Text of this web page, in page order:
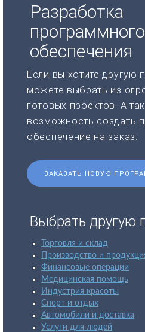
Разработка
программного
обеспечения
Если вы хотите другую
можете выбрать из
готовых проектов. А
возможность создать
обеспечение на заказ.
ЗАКАЗАТЬ НОВУЮ
Выбрать другую
Торговля и склад
Производство и
Финансовые операции
Медицинская помощь
Индустрия красоты
Спорт и отдых
Автомобили и доставка
Услуги для людей